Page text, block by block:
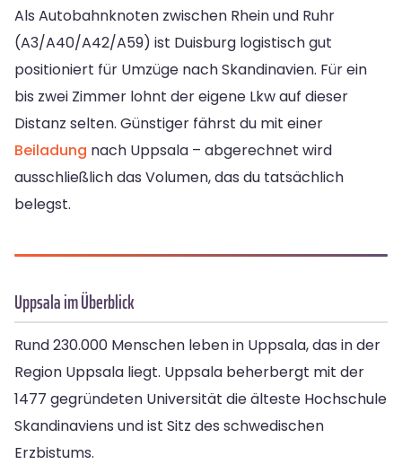
Als Autobahnknoten zwischen Rhein und Ruhr
(A3/A40/A42/A59) ist Duisburg logistisch gut
positioniert für Umzüge nach Skandinavien. Für ein
bis zwei Zimmer lohnt der eigene Lkw auf dieser
Distanz selten. Günstiger fährst du mit einer
Beiladung nach Uppsala – abgerechnet wird
ausschließlich das Volumen, das du tatsächlich
belegst.
Uppsala im Überblick
Rund 230.000 Menschen leben in Uppsala, das in der
Region Uppsala liegt. Uppsala beherbergt mit der
1477 gegründeten Universität die älteste Hochschule
Skandinaviens und ist Sitz des schwedischen
Erzbistums.